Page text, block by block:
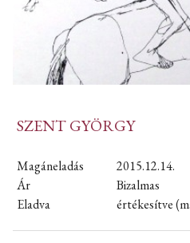
SZENT GYÖRGY
Magáneladás
2015.12.14.
Ár
Bizalmas
Eladva
értékesítve